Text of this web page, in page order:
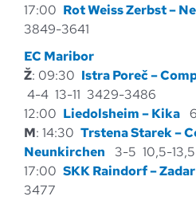
17:00 Rot Weiss Zerbst –
3849-3641
EC Maribor
Ž: 09:30 Istra Poreč –
4-4 13-11 3429-3486
12:00 Liedolsheim – Kika
M: 14:30 Trstena Starek –
Neunkirchen 3-5 10,5-
17:00 SKK Raindorf – Zadar
3477